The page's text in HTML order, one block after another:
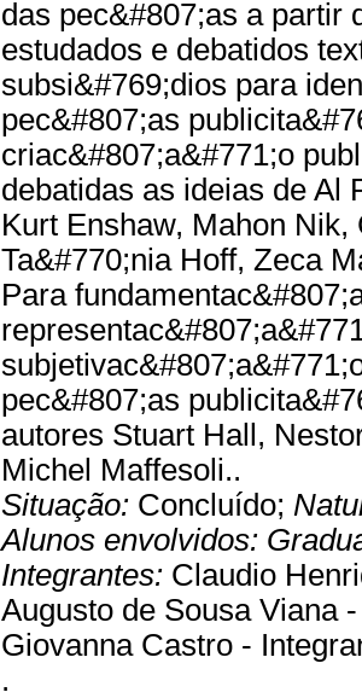
das pec&#807;as a partir
estudados e debatidos
subsi&#769;dios para
pec&#807;as
criac&#807;a&#771;o
debatidas as ideias de Al
Kurt Enshaw, Mahon
Ta&#770;nia Hoff, Zeca
Para
pec&#807;as
autores Stuart Hall,
Michel Maffesoli..
Situação: Concluído;
Alunos envolvidos:
Integrantes: Claudio
Augusto de Sousa Viana
Giovanna Castro -
.